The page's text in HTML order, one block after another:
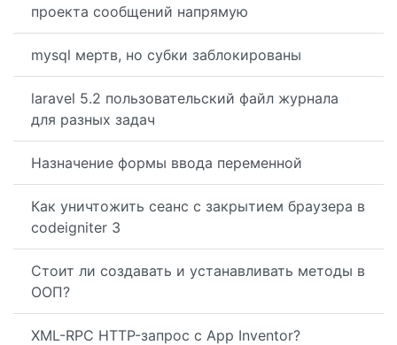
проекта сообщений напрямую
mysql мертв, но субки заблокированы
laravel 5.2 пользовательский файл журнала
для разных задач
Назначение формы ввода переменной
Как уничтожить сеанс с закрытием браузера в
codeigniter 3
Стоит ли создавать и устанавливать методы в
ООП?
XML-RPC HTTP-запрос с App Inventor?